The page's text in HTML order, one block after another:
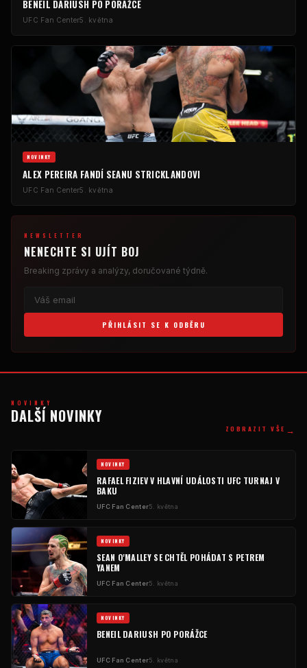
BENEIL DARIUSH PO PORÁŽCE
UFC Fan Center5. května
NOVINKY
ALEX PEREIRA FANDÍ SEANU STRICKLANDOVI
UFC Fan Center5. května
NEWSLETTER
NENECHTE SI UJÍT BOJ
Breaking zprávy a analýzy, doručované týdně.
PŘIHLÁSIT SE K ODBĚRU
NOVINKY
DALŠÍ NOVINKY
ZOBRAZIT VŠE →
NOVINKY
RAFAEL FIZIEV V HLAVNÍ UDÁLOSTI UFC TURNAJ V
BAKU
UFCFan Center5. května
NOVINKY
SEAN O'MALLEY SE CHTĚL POHÁDAT S PETREM
YANEM
UFCFan Center5. května
NOVINKY
BENEIL DARIUSH PO PORÁŽCE
UFCFan Center5. května